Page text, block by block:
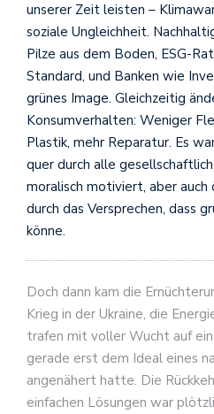
unserer Zeit leisten –
soziale Ungleichheit.
Pilze aus dem Boden, ESG-
Standard, und Banken wie
grünes Image. Gleichzeitig
Konsumverhalten: Weniger
Plastik, mehr Reparatur. Es
quer durch alle
moralisch motiviert, aber
durch das Versprechen, dass
könne.
Doch dann kam die
Krieg in der Ukraine, die
trafen mit voller Wucht auf
gerade erst dem Ideal eines
angenähert hatte. Die
einfachen Lösungen war